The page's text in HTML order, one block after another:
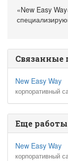
«New Easy
Связанные
New Easy Way
корпоративный
Еще работы
New Easy Way
корпоративный